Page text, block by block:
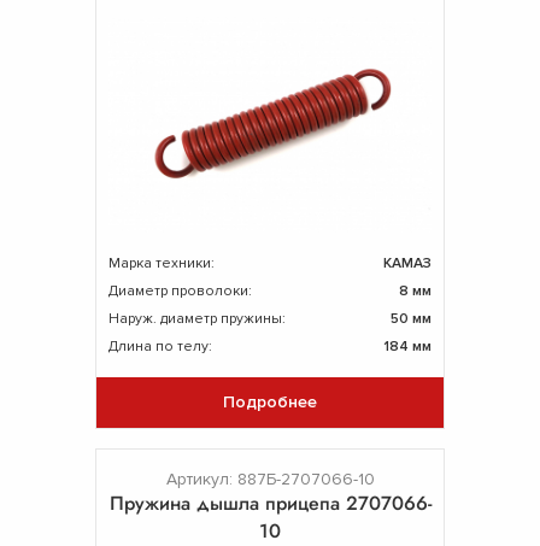
Марка техники:
КАМАЗ
Диаметр проволоки:
8 мм
Наруж. диаметр пружины:
50 мм
Длина по телу:
184 мм
Подробнее
Артикул: 887Б-2707066-10
Пружина дышла прицепа 2707066-
10